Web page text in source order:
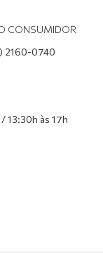
CONSUMIDOR
2160-0740
13:30h às 17h